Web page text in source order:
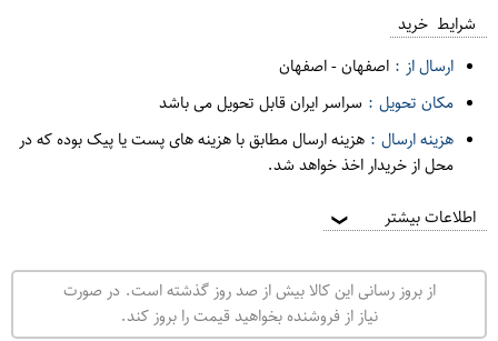
شرایط خرید
ارسال از : اصفهان-اصفهان
مکان تحویل : سراسر ایران قابل تحویل می باشد
هزینه ارسال : هزینه ارسال مطابق با هزینه های پست یا پیک بوده که در
محل از خریدار اخذ خواهد شد.
اطلاعات بیشتر ❯
از بروز رسانی این کالا بیش از صد روز گذشته است. در صورت
نیاز از فروشنده بخواهید قیمت را بروز کند.